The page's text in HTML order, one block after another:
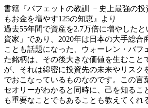
書籍『バフェットの教訓 －史上最強の
もお金を増やす125の知恵』より
過去55年間で資産を2.7万倍に増やした
資家」であり、2020年は日本の大手総合
ことも話題になった、ウォーレン・バフ
た銘柄は、その後大きな価値を生むこと
が、それは綿密に投資先の未来やリスク
でおこなっているものなのです。この言
セオリーがわかると同時に、己を知るこ
も重要なことでもあることも教えてくれ